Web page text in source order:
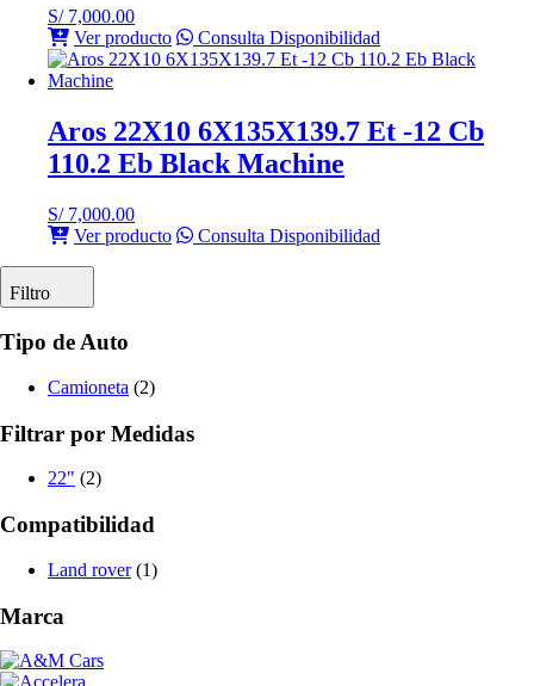
S/7,000.00
Ver producto
Consulta Disponibilidad
Aros 22X10 6X135X139.7 Et -12 Cb
110.2 Eb Black Machine
S/7,000.00
Ver producto
Consulta Disponibilidad
Filtro
Tipo de Auto
Camioneta (2)
Filtrar por Medidas
22" (2)
Compatibilidad
Land rover (1)
Marca